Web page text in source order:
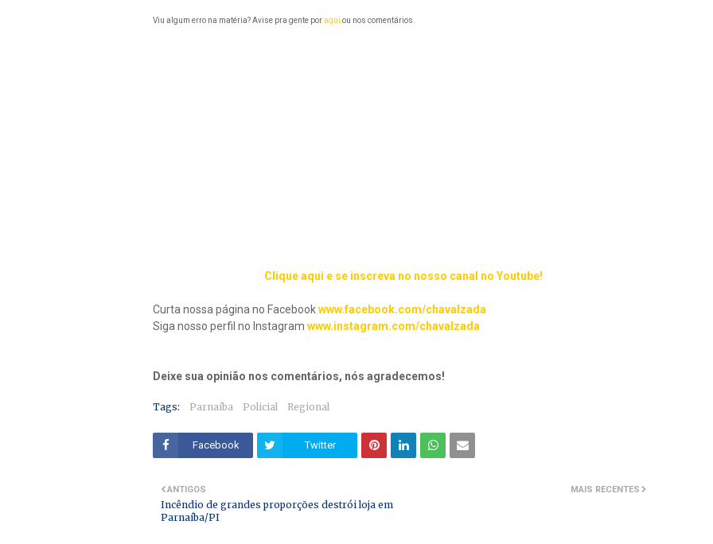
Viu algum erro na matéria? Avise pra gente poraqui ou nos comentários.
Clique aqui e se inscreva no nosso canal no Youtube!
Curta nossa página no Facebookwww.facebook.com/chavalzada
Siga nosso perfil no Instagram www.instagram.com/chavalzada
Deixe sua opinião nos comentários, nós agradecemos!
Tags: Parnaíba Policial Regional
Facebook Twitter
MAIS RECENTES
ANTIGOS
Incêndio de grandes proporções destrói loja em
Parnaíba/PI